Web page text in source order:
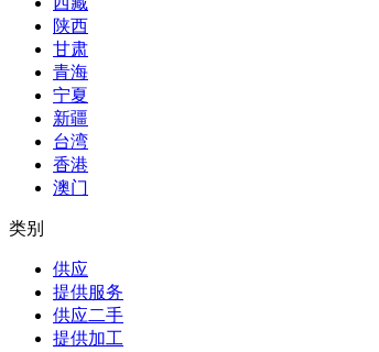
陕西
甘肃
青海
宁夏
新疆
台湾
香港
澳门
类别
供应
提供服务
供应二手
提供加工